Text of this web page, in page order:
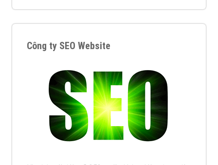
Công ty SEO Website